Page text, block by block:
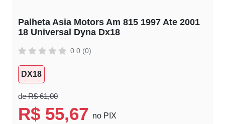
Palheta Asia Motors Am 815 1997 Ate 2001
18 Universal Dyna Dx18
0.0 (0)
DX18
deR$ 61,00
R$ 55,67 no PIX